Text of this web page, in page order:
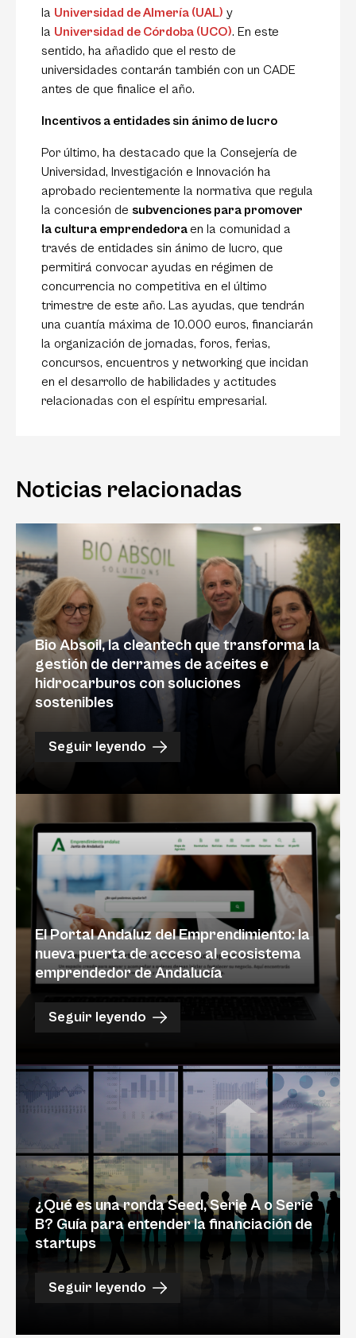
la Universidad de Almería (UAL) y
la Universidad de Córdoba (UCO). En este
sentido, ha añadido que el resto de
universidades contarán también con un CADE
antes de que finalice el año.
Incentivos a entidades sin ánimo de lucro
Por último, ha destacado que la Consejería de
Universidad, Investigación e Innovación ha
aprobado recientemente la normativa que regula
la concesión de subvenciones para promover
la cultura emprendedora en la comunidad a
través de entidades sin ánimo de lucro, que
permitirá convocar ayudas en régimen de
concurrencia no competitiva en el último
trimestre de este año. Las ayudas, que tendrán
una cuantía máxima de 10.000 euros, financiarán
la organización de jornadas, foros, ferias,
concursos, encuentros y networking que incidan
en el desarrollo de habilidades y actitudes
relacionadas con el espíritu empresarial.
Noticias relacionadas
Bio Absoil, la cleantech que transforma la
gestión de derrames de aceites e
hidrocarburos con soluciones
sostenibles
Seguir leyendo
El Portal Andaluz del Emprendimiento: la
nueva puerta de acceso al ecosistema
emprendedor de Andalucía
Seguir leyendo
¿Qué es una ronda Seed, Serie A o Serie
B? Guía para entender la financiación de
startups
Seguir leyendo